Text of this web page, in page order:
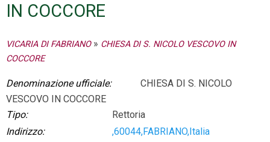
IN COCCORE
VICARIA DI FABRIANO » CHIESA DI S. NICOLO VESCOVO IN
COCCORE
Denominazione ufficiale:
CHIESA DI S. NICOLO
VESCOVO IN COCCORE
Tipo:
Rettoria
Indirizzo:
,60044,FABRIANO,Italia